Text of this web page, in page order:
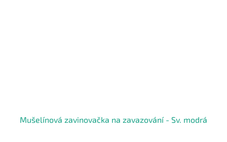
Mušelínová zavinovačka na zavazování - Sv. modrá